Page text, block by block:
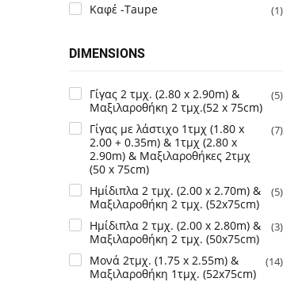
Καφέ -Taupe (1)
DIMENSIONS
Γίγας 2 τμχ. (2.80 x 2.90m) &
Μαξιλαροθήκη 2 τμχ.(52 x 75cm)
(5)
Γίγας με λάστιχο 1τμχ (1.80 x
2.00 + 0.35m) & 1τμχ (2.80 x
2.90m) & Μαξιλαροθήκες 2τμχ
(50 x 75cm)
(7)
Ημίδιπλα 2 τμχ. (2.00 x 2.70m) &
Μαξιλαροθήκη 2 τμχ. (52x75cm)
(5)
Ημίδιπλα 2 τμχ. (2.00 x 2.80m) &
Μαξιλαροθήκη 2 τμχ. (50x75cm)
(3)
Μονά 2τμχ. (1.75 x 2.55m) &
Μαξιλαροθήκη 1τμχ. (52x75cm)
(14)